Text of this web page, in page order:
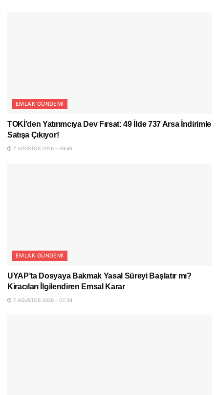
EMLAK GÜNDEMI
TOKİ’den Yatırımcıya Dev Fırsat: 49 İlde 737 Arsa İndirimle
Satışa Çıkıyor!
7 AĞUSTOS 2026 - 09:49
EMLAK GÜNDEMI
UYAP’ta Dosyaya Bakmak Yasal Süreyi Başlatır mı?
Kiracıları İlgilendiren Emsal Karar
7 AĞUSTOS 2026 - 07:34